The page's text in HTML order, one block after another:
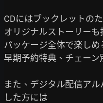
CDにはブックレットの
オリジナルストーリーも
パッケージ全体で楽しめ
早期予約特典、チェーン
また、デジタル配信ア
した方には